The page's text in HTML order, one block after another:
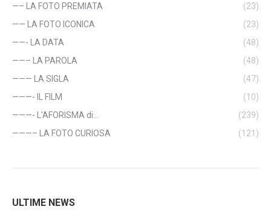
—– LA FOTO PREMIATA
(23)
—— LA FOTO ICONICA
(23)
——- LA DATA
(48)
——– LA PAROLA
(48)
——— LA SIGLA
(47)
———- IL FILM
(10)
———- L'AFORISMA di…
(239)
———– LA FOTO CURIOSA
(121)
ULTIME NEWS